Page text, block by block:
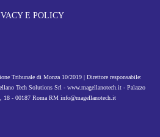
E POLICY
Tribunale di Monza 10/2019 | Direttore responsabile:
Tech Solutions Srl - www.magellanotech.it - Palazzo
18 - 00187 Roma RM info@magellanotech.it